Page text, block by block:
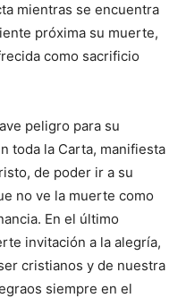
mientras se encuentra
próxima su muerte,
como sacrificio
peligro para su
toda la Carta, manifiesta
de poder ir a su
no ve la muerte como
En el último
invitación a la alegría,
cristianos y de nuestra
siempre en el